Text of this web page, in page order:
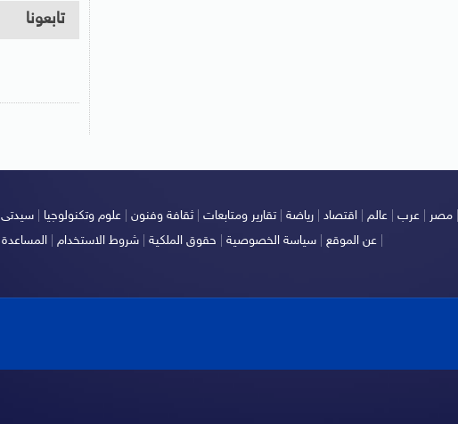
تابعونا
مصر عرب عالم اقتصاد رياضة |تقارير ومتابعات |ثقافة وفنون علوم وتكنولوجيا سيدتى
عن الموقع |سياسة الخصوصية حقوق الملكية |شروط الاستخدام |المساعدة |